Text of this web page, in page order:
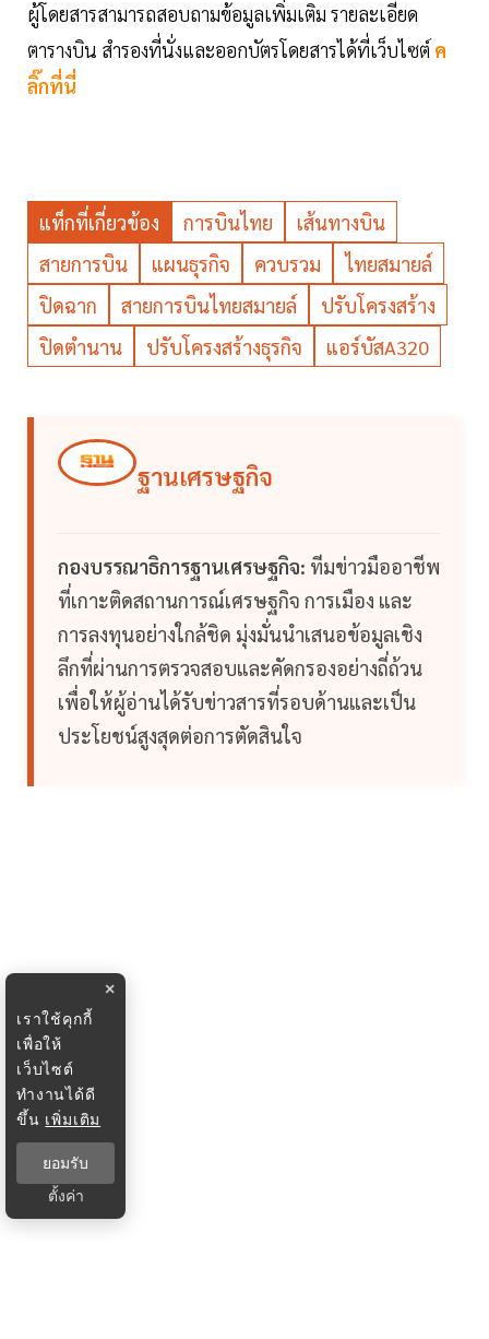
ผู้โดยสารสามารถสอบถามข้อมูลเพิ่มเติม รายละเอียด
ตารางบิน สำรองที่นั่งและออกบัตรโดยสารได้ที่เว็บไซต์ ค
ลิ๊กที่นี่
แท็กที่เกี่ยวข้อง การบินไทย
เส้นทางบิน
สายการบิน
แผนธุรกิจ ควบรวม
ไทยสมายล์
ปิดฉาก
สายการบินไทยสมายล์
ปรับโครงสร้าง
ปิดตำนาน
ปรับโครงสร้างธุรกิจ แอร์บัสA320
ฐานเศรษฐกิจ
กองบรรณาธิการฐานเศรษฐกิจ: ทีมข่าวมืออาชีพ
ที่เกาะติดสถานการณ์เศรษฐกิจ การเมือง และ
การลงทุนอย่างใกล้ชิด มุ่งมั่นนำเสนอข้อมูลเชิง
ลึกที่ผ่านการตรวจสอบและคัดกรองอย่างถี่ถ้วน
เพื่อให้ผู้อ่านได้รับข่าวสารที่รอบด้านและเป็น
ประโยชน์สูงสุดต่อการตัดสินใจ
×
เราใช้คุกกี้
เพื่อให้
เว็บไซต์
ทำงานได้ดี
ขึ้น เพิ่มเติม
ยอมรับ
ตั้งค่า